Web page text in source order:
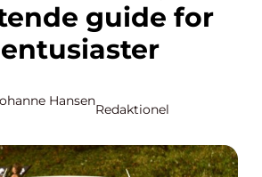
guide for
Hansen
Redaktionel